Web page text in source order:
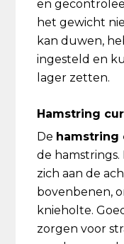
en
het gewicht
kan duwen,
ingesteld en
lager zetten.
Hamstring
De hamstring
de
zich aan de
bovenbenen,
knieholte.
zorgen voor